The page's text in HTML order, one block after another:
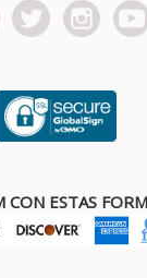
CON ESTAS